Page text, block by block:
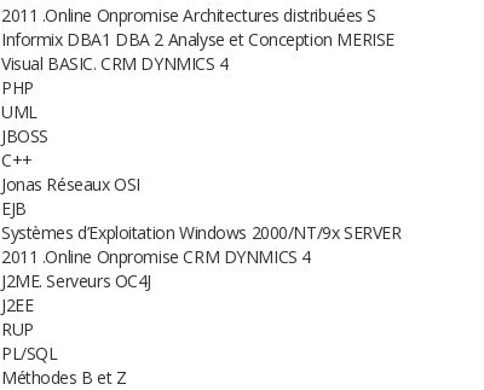
2011 .Online Onpromise Architectures distribuées S
Informix DBA1 DBA 2 Analyse et Conception MERISE
Visual BASIC. CRM DYNMICS 4
PHP
UML
JBOSS
C++
Jonas Réseaux OSI
EJB
Systèmes d’Exploitation Windows 2000/NT/9x SERVER
2011 .Online Onpromise CRM DYNMICS 4
J2ME. Serveurs OC4J
J2EE
RUP
PL/SQL
Méthodes B et Z